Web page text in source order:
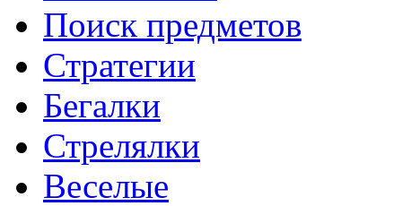
Поиск предметов
Стратегии
Бегалки
Стрелялки
Веселые